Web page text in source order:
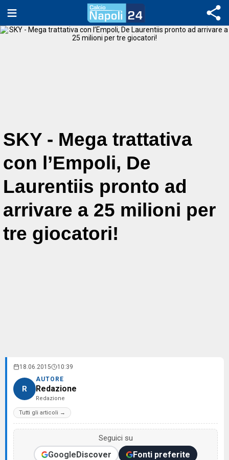
SKY - Mega trattativa
con l’Empoli, De
Laurentiis pronto ad
arrivare a 25 milioni per
tre giocatori!
18.06.2015 10:39
R
AUTORE
Redazione
Redazione
Tutti gli articoli →
Seguici su
GoogleDiscover Fonti preferite